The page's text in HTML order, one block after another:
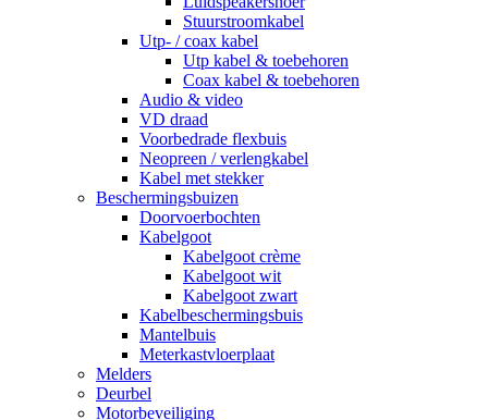
Stuurstroomkabel
Utp- / coax kabel
Utp kabel & toebehoren
Coax kabel & toebehoren
Audio & video
VD draad
Voorbedrade flexbuis
Neopreen / verlengkabel
Kabel met stekker
Beschermingsbuizen
Doorvoerbochten
Kabelgoot
Kabelgoot crème
Kabelgoot wit
Kabelgoot zwart
Kabelbeschermingsbuis
Mantelbuis
Meterkastvloerplaat
Melders
Deurbel
Motorbeveiliging